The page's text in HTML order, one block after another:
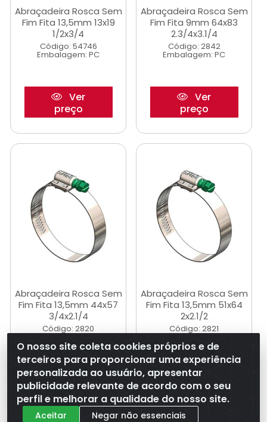
Abraçadeira Rosca Sem
Fim Fita 13,5mm 13x19
1/2x3/4
Código: 54746
Embalagem: PC
Ver
preço
Abraçadeira Rosca Sem
Fim Fita 9mm 64x83
2.3/4x3.1/4
Código: 2842
Embalagem: PC
Ver
preço
Abraçadeira Rosca Sem
Fim Fita 13,5mm 44x57
3/4x2.1/4
Código: 2820
Embalagem: PC
Ver
preço
Abraçadeira Rosca Sem
Fim Fita 13,5mm 51x64
2x2.1/2
Código: 2821
Embalagem: PC
Ver
preço
O nosso site coleta cookies próprios e de
terceiros para proporcionar uma experiência
personalizada ao usuário, apresentar
publicidade relevante de acordo com o seu
perfil e melhorar a qualidade do nosso site.
Aceitar
Negar não essenciais